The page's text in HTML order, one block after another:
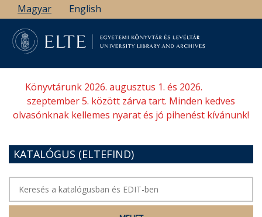
Ugrás
a
tartalomra
Magyar English
Könyvtárunk 2026. augusztus 1. és 2026.
szeptember 5. között zárva tart. Minden kedves
olvasónknak kellemes nyarat és jó pihenést kívánunk!
KATALÓGUS (ELTEFIND)